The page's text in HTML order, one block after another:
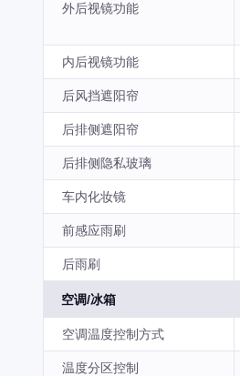
外后视镜功能
内后视镜功能
后风挡遮阳帘
后排侧遮阳帘
后排侧隐私玻璃
车内化妆镜
前感应雨刷
后雨刷
空调/冰箱
空调温度控制方式
温度分区控制